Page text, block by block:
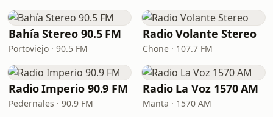
Bahía Stereo 90.5 FM
Portoviejo · 90.5 FM
Radio Volante Stereo
Chone · 107.7 FM
Radio Imperio 90.9 FM
Pedernales · 90.9 FM
Radio La Voz 1570 AM
Manta · 1570 AM